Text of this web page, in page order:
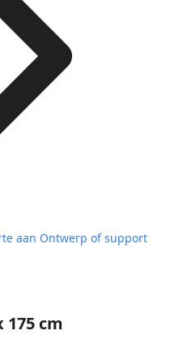
cm
aan Ontwerp of support